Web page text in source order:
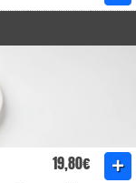
19,80€